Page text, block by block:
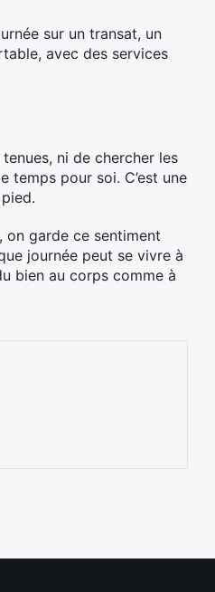
sur un transat, un
avec des services
ni de chercher les
temps pour soi. C’est une
on garde ce sentiment
journée peut se vivre à
bien au corps comme à